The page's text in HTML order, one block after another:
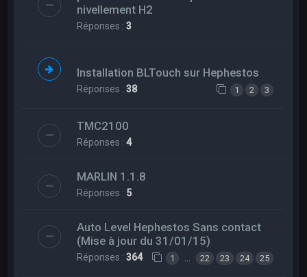
nivellement H2
Réponses :3
Installation BLTouch sur Hephestos
Réponses :38 1 2 3
TMC2100
Réponses :4
MARLIN 1.1.8
Réponses : 5
Auto Level Hephestos Sans contact
(Mise à jour du 31/01/15)
Réponses :364 1 … 22 23 24 25